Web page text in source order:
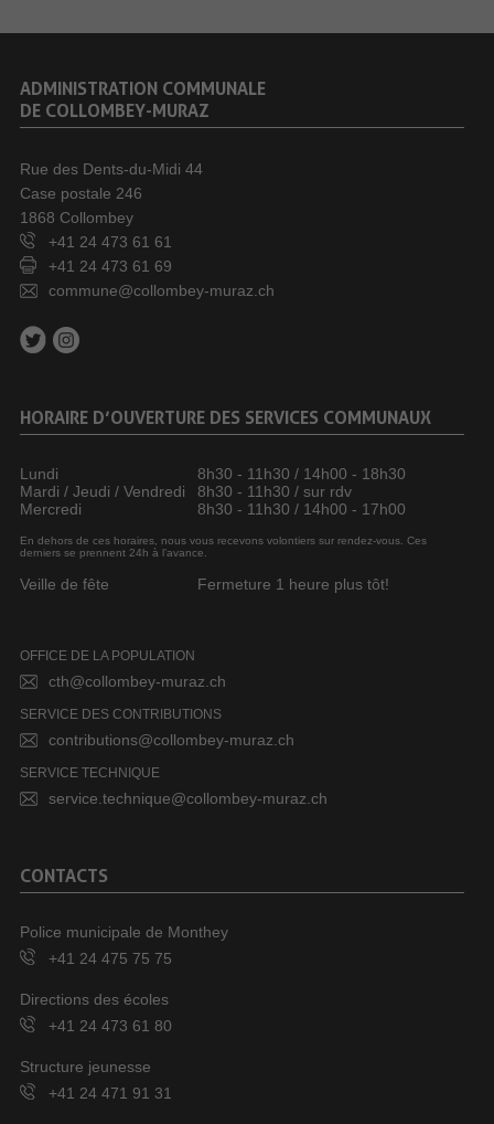
ADMINISTRATION COMMUNALE
DE COLLOMBEY-MURAZ
Rue des Dents-du-Midi 44
Case postale 246
1868 Collombey
+41 24 473 61 61
+41 24 473 61 69
commune@collombey-muraz.ch
HORAIRE D’OUVERTURE DES SERVICES COMMUNAUX
Lundi
8h30 - 11h30 / 14h00 - 18h30
Mardi / Jeudi / Vendredi
8h30 - 11h30 / sur rdv
Mercredi
8h30 - 11h30 / 14h00 - 17h00
En dehors de ces horaires, nous vous recevons volontiers sur rendez-vous. Ces
derniers se prennent 24h à l’avance.
Veille de fête Fermeture 1 heure plus tôt!
OFFICE DE LA POPULATION
cth@collombey-muraz.ch
SERVICE DES CONTRIBUTIONS
contributions@collombey-muraz.ch
SERVICE TECHNIQUE
service.technique@collombey-muraz.ch
CONTACTS
Police municipale de Monthey
+41 24 475 75 75
Directions des écoles
+41 24 473 61 80
Structure jeunesse
+41 24 471 91 31